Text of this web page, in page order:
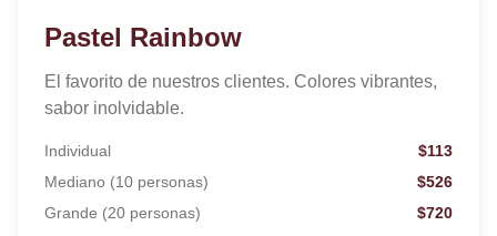
Pastel Rainbow
El favorito de nuestros clientes. Colores vibrantes,
sabor inolvidable.
Individual
$113
Mediano (10 personas)
$526
Grande (20 personas)
$720